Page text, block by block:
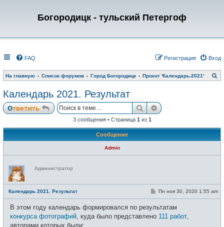
Богородицк - тульский Петергоф
FAQ Вход
Регистрация
На главную Список форумов Город Богородицк Проект 'Календарь-2021'
о
Календарь 2021. Результат
Ответить ПоискРасширенный
3 сообщения • Страница 1 из 1
Сообщение
Admin
Н
е
в
с
е
т
и
Администратор
Календарь 2021. Результат
С
б
щ
Пн ноя 30, 2020 1:55 am
В этом году календарь формировался по результатам
конкурса фотографий , куда было представлено 111 работ
авторами которых были: